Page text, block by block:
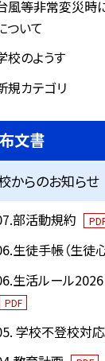
風等非常変災時
ついて
校のようす
規カテゴリ
文書
からのお知らせ
部活動規約
生徒手帳（生徒
生活ルール2026
PDF
学校不登校対